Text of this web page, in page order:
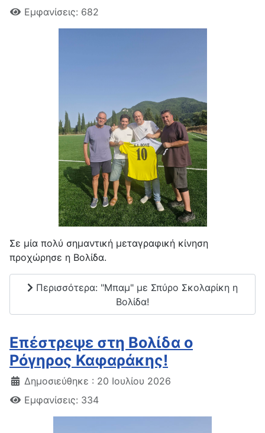
Εμφανίσεις: 682
Σε μία πολύ σημαντική μεταγραφική κίνηση
προχώρησε η Βολίδα.
Περισσότερα: "Μπαμ" με Σπύρο Σκολαρίκη η
Βολίδα!
Επέστρεψε στη Βολίδα ο
Ρόγηρος Καφαράκης!
Δημοσιεύθηκε : 20 Ιουλίου 2026
Εμφανίσεις: 334